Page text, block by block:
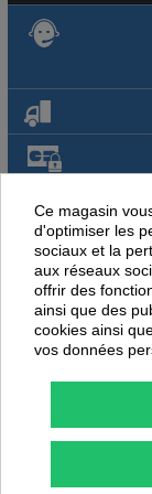
NOUS
PEUVENT
Ce magasin
d'optimiser les
sociaux et la
aux réseaux
offrir des
ainsi que des
cookies ainsi
vos données